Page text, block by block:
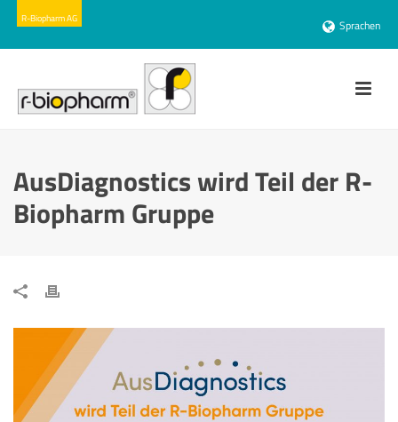
Sprachen
AusDiagnostics wird Teil der R-
Biopharm Gruppe